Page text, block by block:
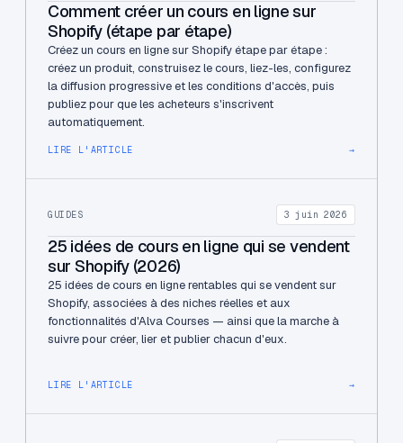
Comment créer un cours en ligne sur
Shopify (étape par étape)
Créez un cours en ligne sur Shopify étape par étape :
créez un produit, construisez le cours, liez-les, configurez
la diffusion progressive et les conditions d'accès, puis
publiez pour que les acheteurs s'inscrivent
automatiquement.
LIRE L'ARTICLE →
GUIDES 3 juin 2026
25 idées de cours en ligne qui se vendent
sur Shopify (2026)
25 idées de cours en ligne rentables qui se vendent sur
Shopify, associées à des niches réelles et aux
fonctionnalités d'Alva Courses — ainsi que la marche à
suivre pour créer, lier et publier chacun d'eux.
LIRE L'ARTICLE →